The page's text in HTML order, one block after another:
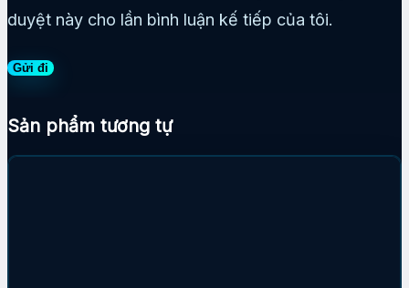
duyệt này cho lần bình luận kế tiếp của tôi.
Sản phẩm tương tự